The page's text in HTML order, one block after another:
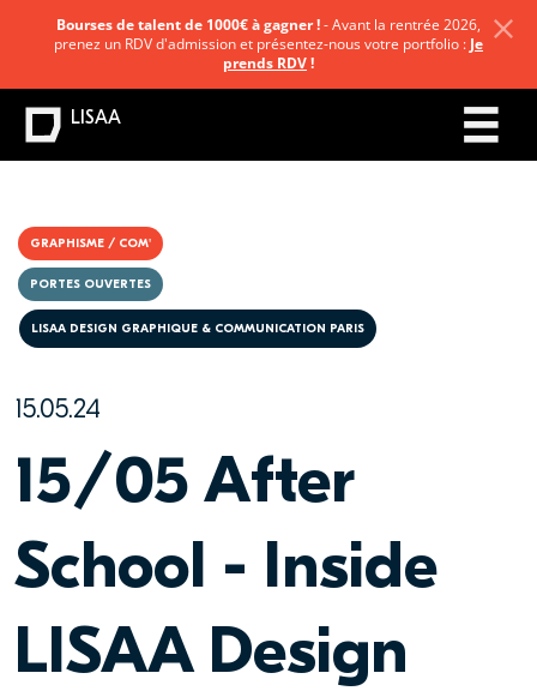
GRAPHISME / COM'
15.05.24
PORTES OUVERTES
LISAA DESIGN GRAPHIQUE & COMMUNICATION PARIS
15/05 After
School - Inside
LISAA Design
Bourses de talent de 1000€ à gagner !- Avant la rentrée 2026,
prenez un RDV d'admission et présentez-nous votre portfolio : Je
prends RDV!
LISAA